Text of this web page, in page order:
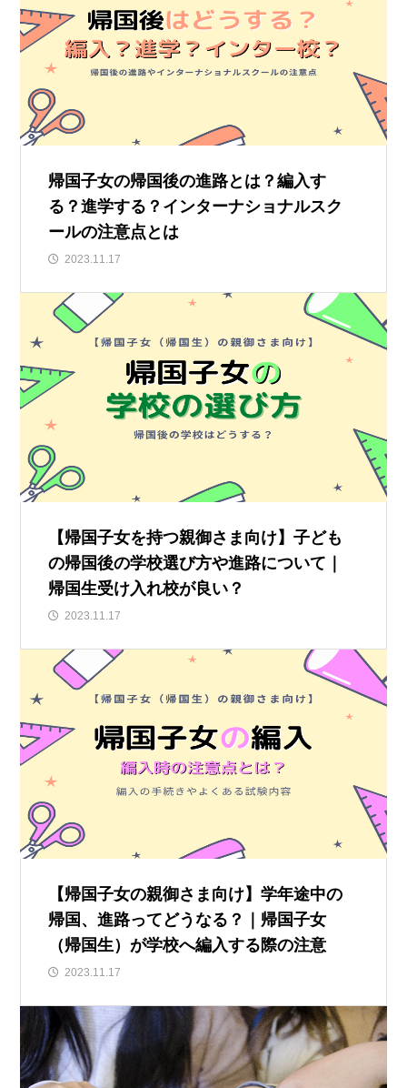
帰国子女の帰国後の進路とは？編入す
る？進学する？インターナショナルスク
ールの注意点とは
2023.11.17
【帰国子女を持つ親御さま向け】子ども
の帰国後の学校選び方や進路について｜
帰国生受け入れ校が良い？
2023.11.17
【帰国子女の親御さま向け】学年途中の
帰国、進路ってどうなる？｜帰国子女
（帰国生）が学校へ編入する際の注意
2023.11.17